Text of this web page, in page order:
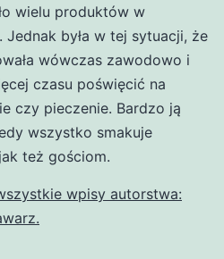
wielu produktów w
Jednak była w tej sytuacji, że
wówczas zawodowo i
czasu poświęcić na
czy pieczenie. Bardzo ją
wszystko smakuje
też gościom.
wpisy autorstwa: